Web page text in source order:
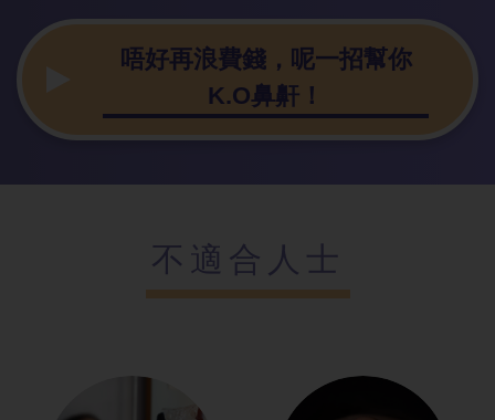
唔好再浪費錢，呢一招幫你
K.O鼻鼾！
不適合人士